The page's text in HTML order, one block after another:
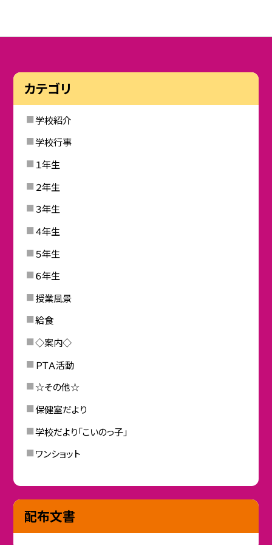
カテゴリ
学校紹介
学校行事
１年生
２年生
３年生
４年生
５年生
６年生
授業風景
給食
◇案内◇
ＰＴＡ活動
☆その他☆
保健室だより
学校だより「こいのっ子」
ワンショット
配布文書